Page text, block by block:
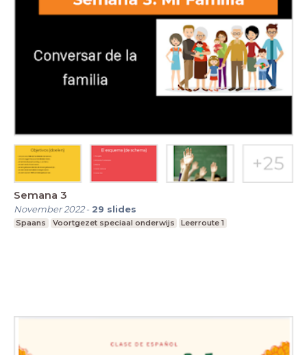
Semana 3
November 2022- 29 slides
Spaans Voortgezet speciaal onderwijs Leerroute 1